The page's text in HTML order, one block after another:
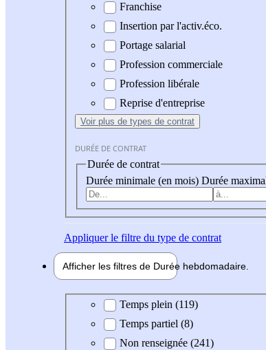
Franchise
Insertion par l'activ.éco.
Portage salarial
Profession commerciale
Profession libérale
Reprise d'entreprise
Voir plus de types de contrat
DURÉE DE CONTRAT
Durée de contrat
Durée minimale (en mois) Durée
Appliquerle filtre du type de contrat
Afficher les filtres de Durée hebdomadaire
Durée hebdomadaire
Temps plein (119)
Temps partiel (8)
Non renseignée (241)